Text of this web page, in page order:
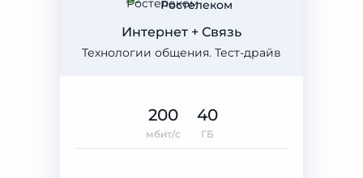
Ростелеком
Технологии общения. Тест-драйв
Интернет + Связь
200
мбит/с
40
ГБ